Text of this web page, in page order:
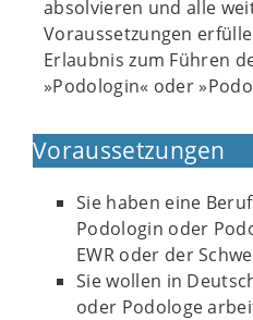
absolvieren und alle
Voraussetzungen
Erlaubnis zum Führen
»Podologin« oder
Voraussetzungen
Sie haben eine
Podologin oder
EWR oder der
Sie wollen in
oder Podologe